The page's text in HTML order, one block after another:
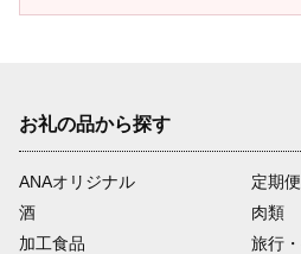
お礼の品から探す
ANAオリジナル
定期便
酒
肉類
加工食品
旅行